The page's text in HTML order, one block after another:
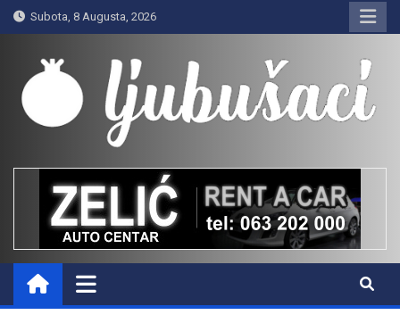
Skip
to
content
Subota, 8 Augusta, 2026
Ljubušaci
Svom voljenom gradu